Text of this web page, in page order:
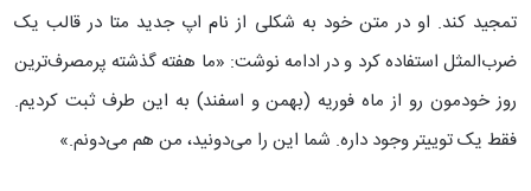
تمجید کند. او در متن خود به شکلی از نام اپ جدید متا در قالب یک
ضرب‌المثل استفاده کرد و در ادامه نوشت: «ما هفته گذشته پرمصرف‌ترین
روز خودمون رو از ماه فوریه (بهمن و اسفند) به این طرف ثبت کردیم.
فقط یک توییتر وجود داره. شما این را می‌دونید، من هم می‌دونم.»